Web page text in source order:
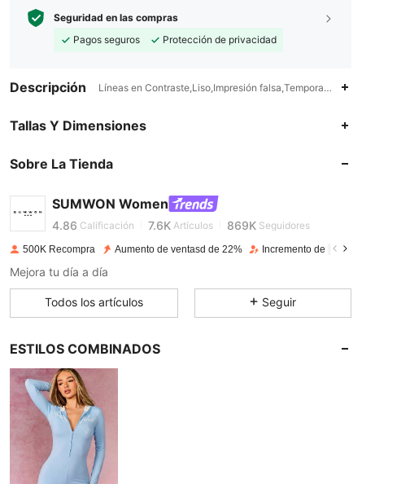
Seguridad en las compras
Pagos seguros
Protección de privacidad
Descripción Líneas en Contraste,Liso,Impresión falsa,Temporada de graduación/
Tallas Y Dimensiones
Sobre La Tienda
SUMWON Women
4.86
4.86
7.6K
4.86 Calificación 7.6K Artículos 869K Seguidores
4.86 7.6K
869K
4.86
4.86
869K
4.86
7.6K
500K Recompra Aumento de ventasd de 22% Incremento de seguidores de
Mejora tu día a día
Todos los artículos Seguir
ESTILOS COMBINADOS